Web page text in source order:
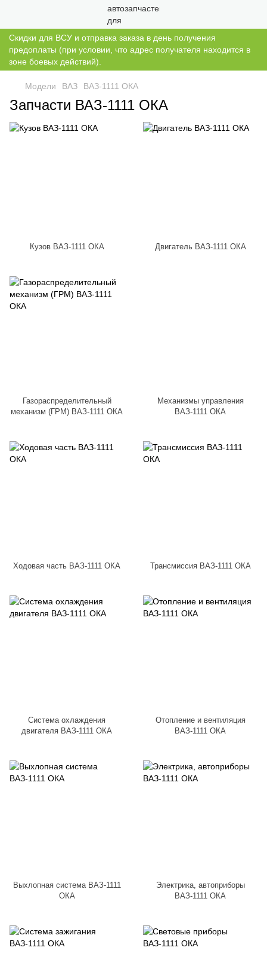
Скидки для ВСУ и отправка заказа в день получения
предоплаты (при условии, что адрес получателя находится в
зоне боевых действий).
Модели ВАЗ ВАЗ-1111 ОКА
Запчасти ВАЗ-1111 ОКА
Кузов ВАЗ-1111 ОКА Двигатель ВАЗ-1111 ОКА
Газораспределительный
механизм (ГРМ) ВАЗ-1111 ОКА
Механизмы управления
ВАЗ-1111 ОКА
Ходовая часть ВАЗ-1111 ОКА Трансмиссия ВАЗ-1111 ОКА
Система охлаждения
двигателя ВАЗ-1111 ОКА
Отопление и вентиляция
ВАЗ-1111 ОКА
Выхлопная система ВАЗ-1111
ОКА
Электрика, автоприборы
ВАЗ-1111 ОКА